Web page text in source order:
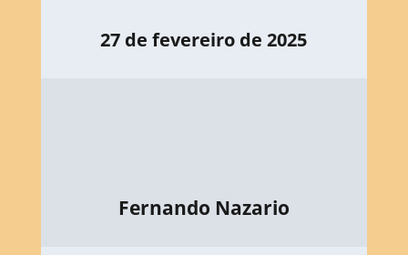
27 de fevereiro de 2025
Fernando Nazario